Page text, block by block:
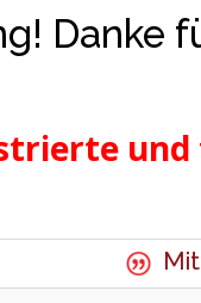
Danke